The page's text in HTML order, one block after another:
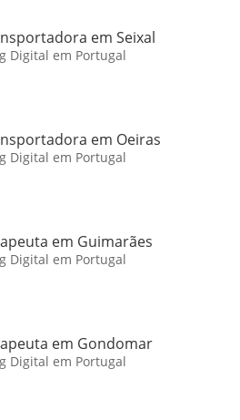
em Seixal
Digital em Portugal
em Oeiras
Digital em Portugal
em Guimarães
Digital em Portugal
em Gondomar
Digital em Portugal